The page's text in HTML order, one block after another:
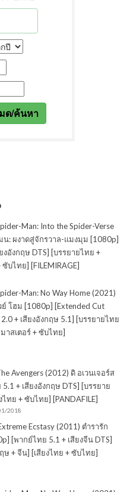
Man: Into the Spider-Verse
น: ผงาดสู่จักรวาล-แมงมุม [1080p]
งอังกฤษ DTS] [บรรยายไทย +
บไทย] [FILEMIRAGE]
Man: No Way Home (2021)
ย์ โฮม [1080p] [Extended Cut
+ เสียงอังกฤษ 5.1] [บรรยายไทย
าสเตอร์ + ซับไทย]
Avengers (2012) ดิ อเวนเจอร์ส
+ เสียงอังกฤษ DTS] [บรรยาย
ทย + ซับไทย] [PANDAFILE]
2018
Ecstasy (2011) ตำรารัก
[พากย์ไทย 5.1 + เสียงจีน DTS]
ษ + จีน] [เสียงไทย + ซับไทย]